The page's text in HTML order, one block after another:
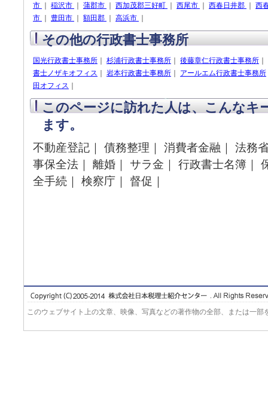
市
稲沢市 蒲郡市 西加茂郡三好町 西尾市 西春日井郡
西
市
豊田市 額田郡 高浜市
その他の行政書士事務所
国光行政書士事務所 杉浦行政書士事務所 後藤章仁行政書士事務所
書士ノザキオフィス
岩本行政書士事務所 アールエム行政書士事務所
田オフィス
このページに訪れた人は、こんなキ
ます。
不動産登記｜ 債務整理｜ 消費者金融｜ 法務
事保全法｜ 離婚｜ サラ金｜ 行政書士名簿｜
全手続｜ 検察庁｜ 督促｜
このウェブサイト上の文章、映像、写真などの著作物の全部、または一